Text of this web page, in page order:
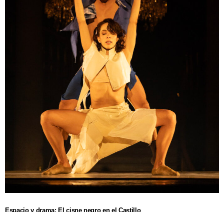
Espacio y drama: El cisne negro en el Castillo